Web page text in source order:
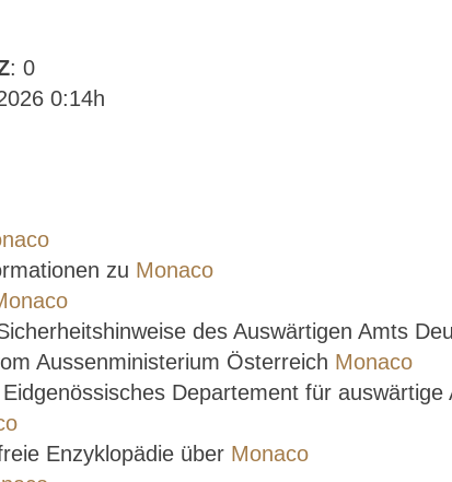
: 0
0:14h
zu Monaco
des Auswärtigen Amts
Aussenministerium Österreich Monaco
Departement für auswärtige
Enzyklopädie über Monaco